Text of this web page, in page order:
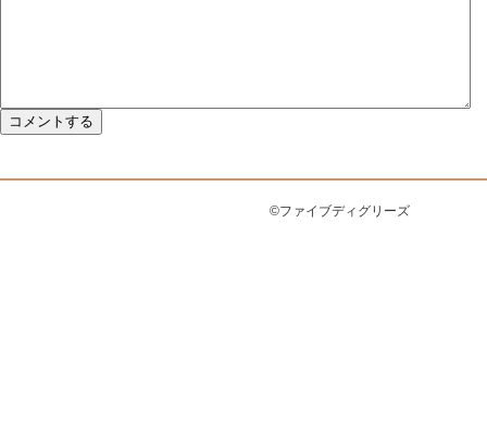
©ファイブディグリーズ